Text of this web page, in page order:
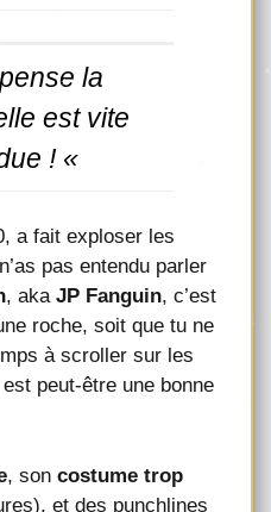
la
est vite
! «
a fait exploser les
pas entendu parler
, aka JP Fanguin, c’est
roche, soit que tu ne
à scroller sur les
peut-être une bonne
, son costume trop
et des punchlines